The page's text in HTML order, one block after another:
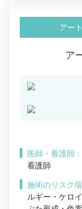
アー
ア
医師・看護師：
看護師
施術のリスク/
ルギー・ケロ